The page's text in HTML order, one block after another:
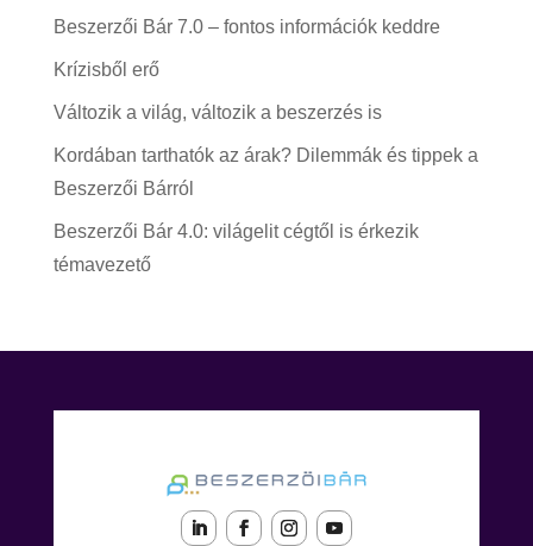
Beszerzői Bár 7.0 – fontos információk keddre
Krízisből erő
Változik a világ, változik a beszerzés is
Kordában tarthatók az árak? Dilemmák és tippek a
Beszerzői Bárról
Beszerzői Bár 4.0: világelit cégtől is érkezik
témavezető